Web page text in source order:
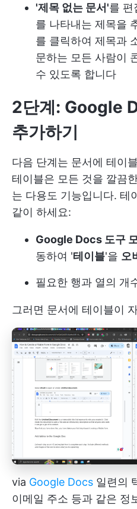
'제목 없는 문서'를 편
를 나타내는 제목을
를 클릭하여 제목과
문하는 모든 사람이
수 있도록 합니다
2단계: Google
추가하기
다음 단계는 문서에 테이
테이블은 모든 것을 깔끔
는 다용도 기능입니다. 테
같이 하세요:
Google Docs 도구
동하여 '테이블'을 오
필요한 행과 열의 개
그러면 문서에 테이블이
via Google Docs 일련의
이메일 주소 등과 같은 정